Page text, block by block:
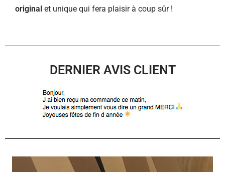
original et unique qui fera plaisir à coup sûr !
DERNIER AVIS CLIENT